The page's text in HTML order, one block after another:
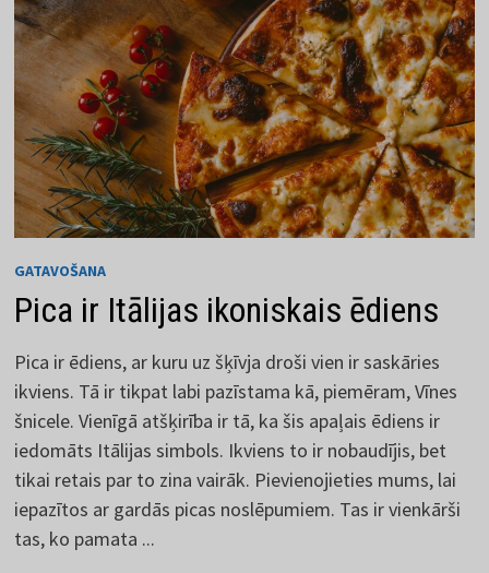
GATAVOŠANA
Pica ir Itālijas ikoniskais ēdiens
Pica ir ēdiens, ar kuru uz šķīvja droši vien ir saskāries
ikviens. Tā ir tikpat labi pazīstama kā, piemēram, Vīnes
šnicele. Vienīgā atšķirība ir tā, ka šis apaļais ēdiens ir
iedomāts Itālijas simbols. Ikviens to ir nobaudījis, bet
tikai retais par to zina vairāk. Pievienojieties mums, lai
iepazītos ar gardās picas noslēpumiem. Tas ir vienkārši
tas, ko pamata ...